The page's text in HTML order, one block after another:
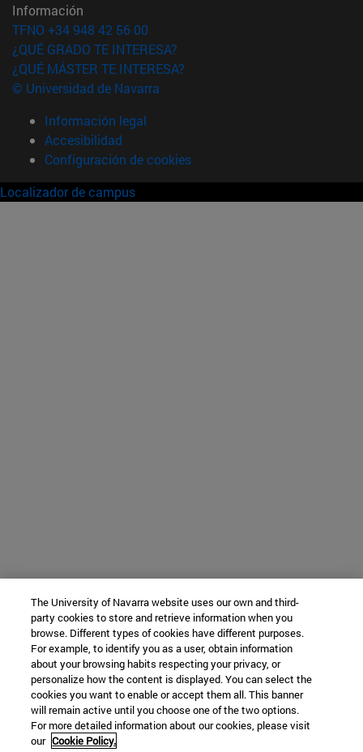
Información
TFNO +34 948 42 56 00
¿QUÉ GRADO TE INTERESA?
¿QUÉ MÁSTER TE INTERESA?
© Universidad de Navarra
Información legal
Accesibilidad
Configuración de cookies
Localizador de campus
The University of Navarra website uses our own and third-
party cookies to store and retrieve information when you
browse. Different types of cookies have different purposes.
For example, to identify you as a user, obtain information
about your browsing habits respecting your privacy, or
personalize how the content is displayed. You can select the
cookies you want to enable or accept them all. This banner
will remain active until you choose one of the two options.
For more detailed information about our cookies, please visit
our Cookie Policy.